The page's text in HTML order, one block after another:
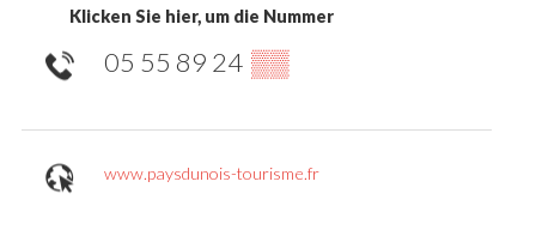
Klicken Sie hier, um die Nummer
05 55 89 24 ▒▒
www.paysdunois-tourisme.fr